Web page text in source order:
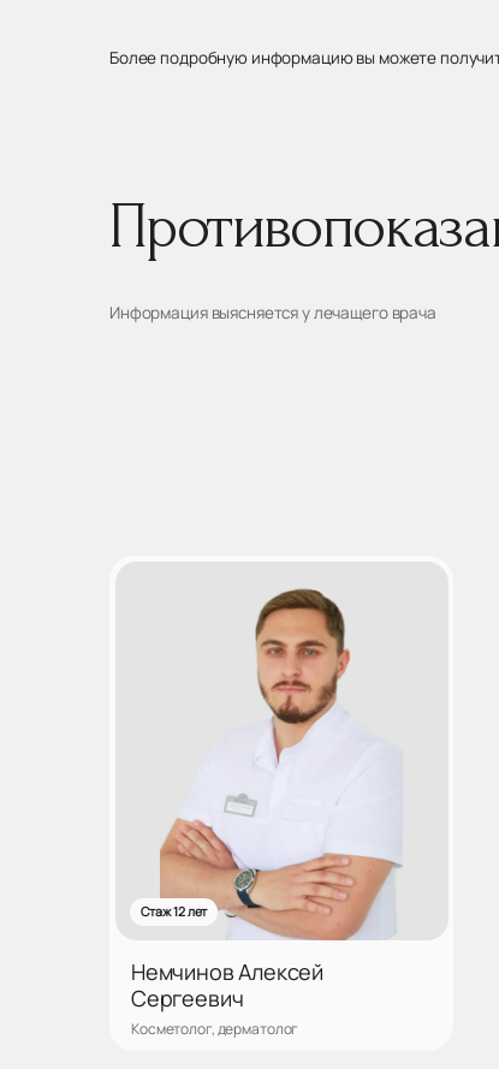
Более подробную информацию вы можете
Информация выясняется у лечащего врача
Стаж 12 лет
Немчинов Алексей
Сергеевич
Косметолог, дерматолог